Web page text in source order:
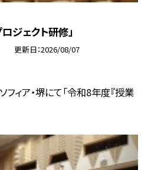
ジェクト研修」
更新日 2026/08/07
フィア・堺にて「令和8年度『授業